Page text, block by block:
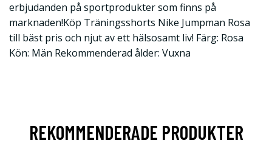
erbjudanden på sportprodukter som finns på
marknaden!Köp Träningsshorts Nike Jumpman Rosa
till bäst pris och njut av ett hälsosamt liv! Färg: Rosa
Kön: Män Rekommenderad ålder: Vuxna
REKOMMENDERADE PRODUKTER